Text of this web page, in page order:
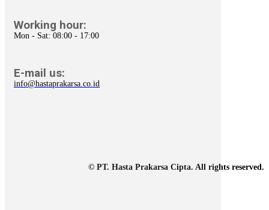
Working hour:
Mon - Sat: 08:00 - 17:00
E-mail us:
info@hastaprakarsa.co.id
© PT. Hasta Prakarsa Cipta. All rights reserved.